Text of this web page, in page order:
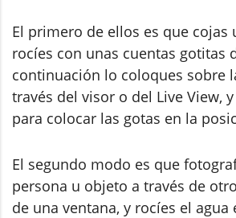
El primero de ellos es que cojas
rocíes con unas cuentas gotitas
continuación lo coloques sobre
través del visor o del Live View,
para colocar las gotas en la
El segundo modo es que
persona u objeto a través de
de una ventana, y rocíes el agua